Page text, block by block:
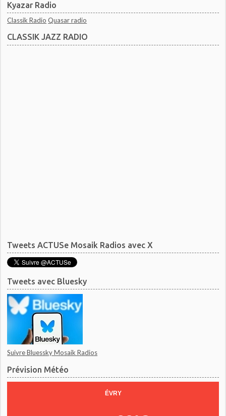
Kyazar Radio
Classik Radio Quasar radio
CLASSIK JAZZ RADIO
Tweets ACTUSe Mosaik Radios avec X
Tweets avec Bluesky
Suivre Bluessky Mosaik Radios
Prévision Météo